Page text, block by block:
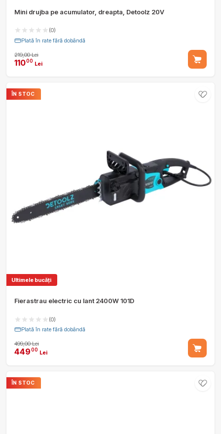
Mini drujba pe acumulator, dreapta, Detoolz 20V
(0)
Plată în rate fără dobândă
219,00 Lei
11000 Lei
ÎN STOC
Ultimele bucăți
Fierastrau electric cu lant 2400W 101D
(0)
Plată în rate fără dobândă
499,00 Lei
44900 Lei
ÎN STOC